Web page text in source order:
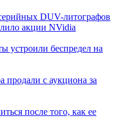
DUV-литографов
акции NVidia
беспредел на
с аукциона за
после того, как ее